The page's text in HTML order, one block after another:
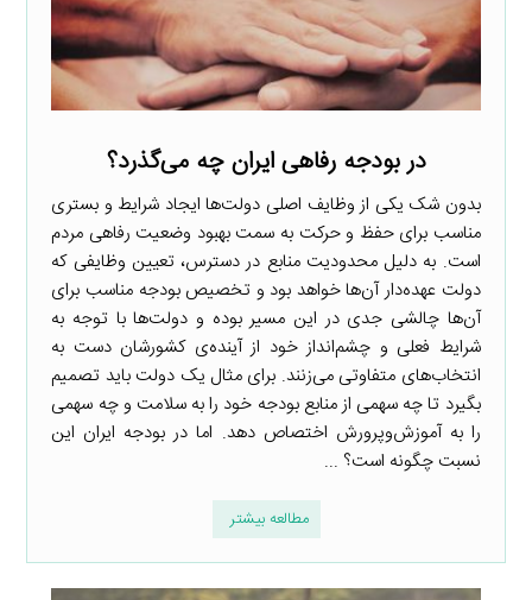
در بودجه رفاهی ایران چه می‌گذرد؟
بدون شک یکی از وظایف اصلی دولت‌ها ایجاد شرایط و بستری
مناسب برای حفظ و حرکت به سمت بهبود وضعیت رفاهی مردم
است. به دلیل محدودیت منابع در دسترس، تعیین وظایفی که
دولت عهده‌دار آن‌ها خواهد بود و تخصیص بودجه مناسب برای
آن‌ها چالشی جدی در این مسیر بوده و دولت‌ها با توجه به
شرایط فعلی و چشم‌انداز خود از آینده‌ی کشورشان دست به
انتخاب‌های متفاوتی می‌زنند. برای مثال یک دولت باید تصمیم
بگیرد تا چه سهمی از منابع بودجه خود را به سلامت و چه سهمی
را به آموزش‌وپرورش اختصاص دهد. اما در بودجه ایران این
نسبت چگونه است؟ ...
مطالعه بیشتر